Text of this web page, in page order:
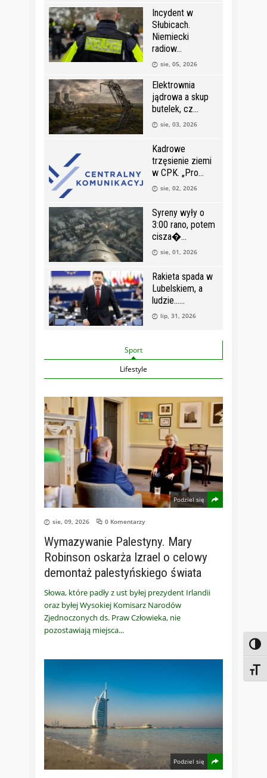
Incydent w
Słubicach.
Niemiecki
radiow
sie, 05, 2026
Elektrownia
jądrowa a skup
butelek, cz
sie, 03, 2026
Kadrowe
trzęsienie ziemi
w CPK. „Pro
sie, 02, 2026
Syreny wyły o
3:00 rano, potem
cisza�
sie, 01, 2026
Rakieta spada w
Lubelskiem, a
ludzie…
lip, 31, 2026
Sport
Lifestyle
Podziel się
sie, 09, 2026 0 Komentarzy
Wymazywanie Palestyny. Mary
Robinson oskarża Izrael o celowy
demontaż palestyńskiego świata
Słowa, które padły z ust byłej prezydent Irlandii
oraz byłej Wysokiej Komisarz Narodów
Zjednoczonych ds. Praw Człowieka, nie
pozostawiają miejsca
Podziel się